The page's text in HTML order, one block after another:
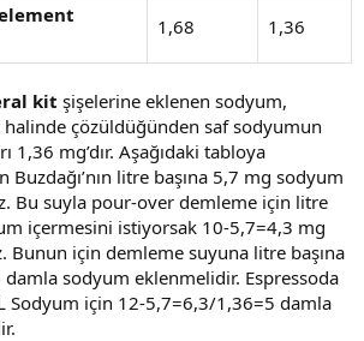
1,68 1,36
kit şişelerine eklenen sodyum,
çözüldüğünden saf sodyumun
1,36 mg’dır. Aşağıdaki tabloya
Buzdağı’nın litre başına 5,7 mg sodyum
Bu suyla pour-over demleme için litre
içermesini istiyorsak 10-5,7=4,3 mg
Bunun için demleme suyuna litre başına
sodyum eklenmelidir. Espressoda
Sodyum için 12-5,7=6,3/1,36=5 damla